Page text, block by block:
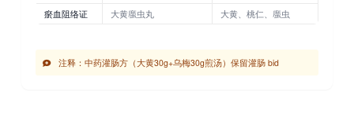
瘀血阻络证
大黄䗪虫丸 大黄、桃仁、䗪虫
注释 ：中药灌肠方（大黄30g+乌梅30g煎汤）保留灌肠 bid